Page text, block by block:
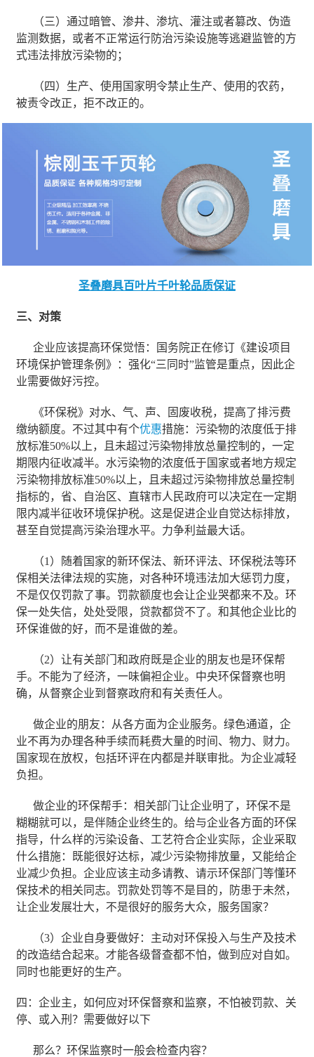
（三）通过暗管、渗井、渗坑、灌注或者篡改、伪造
监测数据，或者不正常运行防治污染设施等逃避监管的方
式违法排放污染物的；
（四）生产、使用国家明令禁止生产、使用的农药，
被责令改正，拒不改正的。
圣叠磨具百叶片千叶轮品质保证
三、对策
企业应该提高环保觉悟：国务院正在修订《建设项目
环境保护管理条例》：强化“三同时”监管是重点，因此企
业需要做好污控。
《环保税》对水、气、声、固废收税，提高了排污费
缴纳额度。不过其中有个优惠措施：污染物的浓度低于排
放标准50%以上，且未超过污染物排放总量控制的，一定
期限内征收减半。水污染物的浓度低于国家或者地方规定
污染物排放标准50%以上，且未超过污染物排放总量控制
指标的，省、自治区、直辖市人民政府可以决定在一定期
限内减半征收环境保护税。这是促进企业自觉达标排放，
甚至自觉提高污染治理水平。力争利益最大话。
（1）随着国家的新环保法、新环评法、环保税法等环
保相关法律法规的实施，对各种环境违法加大惩罚力度，
不是仅仅罚款了事。罚款额度也会让企业哭都来不及。环
保一处失信，处处受限，贷款都贷不了。和其他企业比的
环保谁做的好，而不是谁做的差。
（2）让有关部门和政府既是企业的朋友也是环保帮
手。不能为了经济，一味偏袒企业。中央环保督察也明
确，从督察企业到督察政府和有关责任人。
做企业的朋友：从各方面为企业服务。绿色通道，企
业不再为办理各种手续而耗费大量的时间、物力、财力。
国家现在放权，包括环评在内都是并联审批。为企业减轻
负担。
做企业的环保帮手：相关部门让企业明了，环保不是
糊糊就可以，是伴随企业终生的。给与企业各方面的环保
指导，什么样的污染设备、工艺符合企业实际，企业采取
什么措施：既能很好达标，减少污染物排放量，又能给企
业减少负担。企业应该主动多请教、请示环保部门等懂环
保技术的相关同志。罚款处罚等不是目的，防患于未然，
让企业发展壮大，不是很好的服务大众，服务国家？
（3）企业自身要做好：主动对环保投入与生产及技术
的改造结合起来。才能各级督查都不怕，做到应对自如。
同时也能更好的生产。
四：企业主，如何应对环保督察和监察，不怕被罚款、关
停、或入刑？需要做好以下
那么？环保监察时一般会检查内容？